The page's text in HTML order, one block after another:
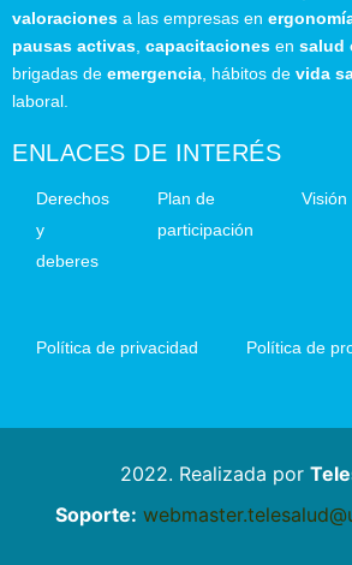
valoraciones a las empresas en
pausas activas capacitaciones en salud
brigadas de emergencia , hábitos de vida
laboral.
ENLACES DE INTERÉS
Derechos
y
deberes
Plan de
participación
Visión
Política de privacidad Política de
2022. Realizada por
Soporte: